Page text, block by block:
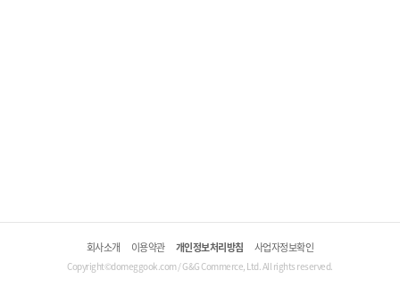
회사소개 이용약관 개인정보처리방침 사업자정보확인
Copyright©domeggook.com / G&G Commerce, Ltd. All rights reserved.